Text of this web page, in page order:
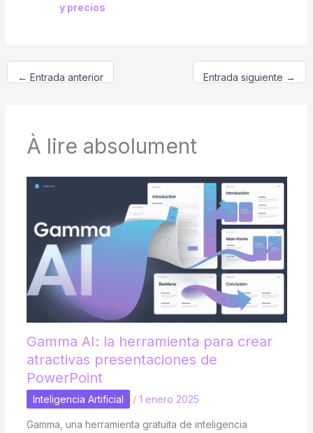
y precios
← Entrada anterior Entrada siguiente →
À lire absolument
Gamma AI: la herramienta para crear
atractivas presentaciones de
PowerPoint
Inteligencia Artificial / 1 enero 2025
Gamma, una herramienta gratuita de inteligencia